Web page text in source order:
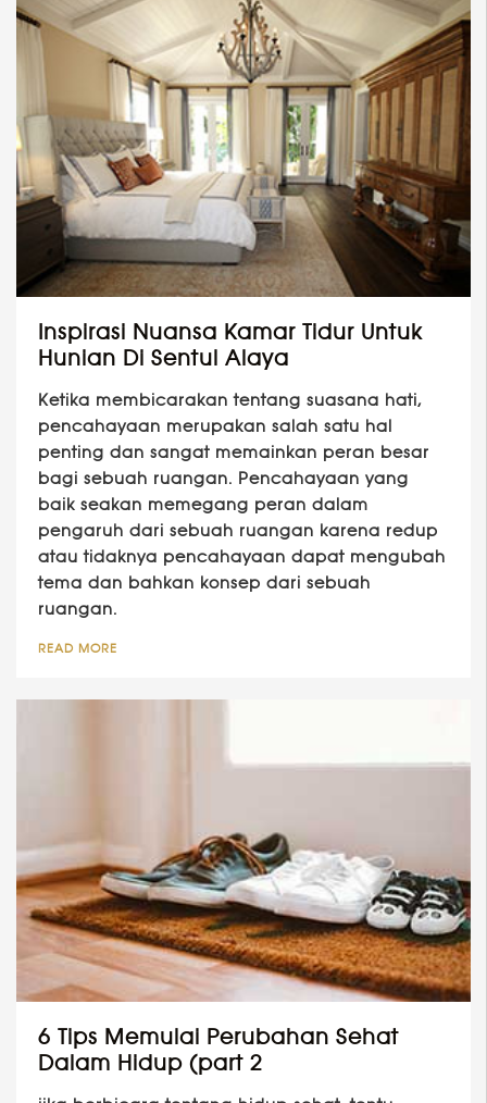
Inspirasi Nuansa Kamar Tidur Untuk
Hunian Di Sentul Alaya
Ketika membicarakan tentang suasana hati,
pencahayaan merupakan salah satu hal
penting dan sangat memainkan peran besar
bagi sebuah ruangan. Pencahayaan yang
baik seakan memegang peran dalam
pengaruh dari sebuah ruangan karena redup
atau tidaknya pencahayaan dapat mengubah
tema dan bahkan konsep dari sebuah
ruangan.
READ MORE
6 Tips Memulai Perubahan Sehat
Dalam Hidup (part 2